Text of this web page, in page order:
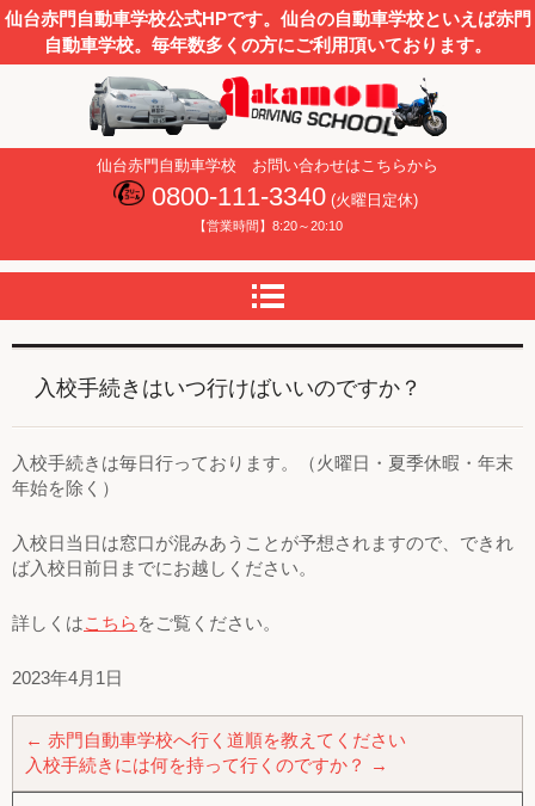
仙台赤門自動車学校
仙台赤門自動車学校公式HPです。仙台の自動車学校といえば赤門
自動車学校。毎年数多くの方にご利用頂いております。
仙台赤門自動車学校 お問い合わせはこちらから
0800-111-3340 (火曜日定休)
【営業時間】8:20～20:10
入校手続きはいつ行けばいいのですか？
入校手続きは毎日行っております。（火曜日・夏季休暇・年末
年始を除く）
入校日当日は窓口が混みあうことが予想されますので、できれ
ば入校日前日までにお越しください。
詳しくはこちら をご覧ください。
2023年4月1日
← 赤門自動車学校へ行く道順を教えてください
入校手続きには何を持って行くのですか？
→